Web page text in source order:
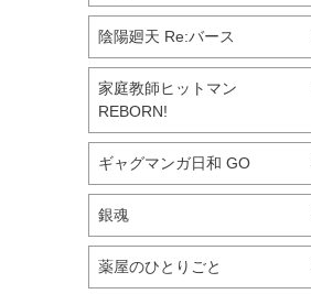
陰陽廻天 Re:バース
家庭教師ヒットマン
REBORN!
ギャグマンガ日和 GO
銀魂
薬屋のひとりごと